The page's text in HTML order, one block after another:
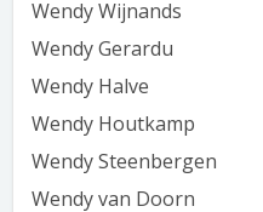
Wendy Wijnands
Wendy Gerardu
Wendy Halve
Wendy Houtkamp
Wendy Steenbergen
Wendy van Doorn